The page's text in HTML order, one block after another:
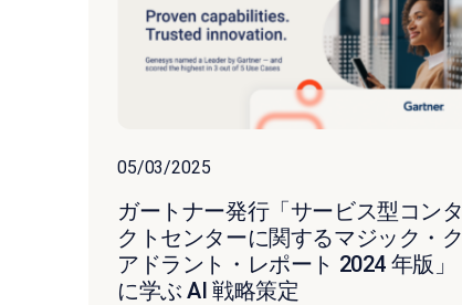
05/03/2025
ガートナー発行「サービス型コンタ
クトセンターに関するマジック・ク
アドラント・レポート 2024 年版」
に学ぶ AI 戦略策定